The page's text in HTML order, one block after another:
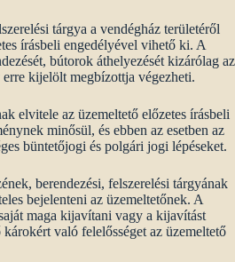
tárgya a vendégház területéről
írásbeli engedélyével vihető ki. A
bútorok áthelyezését kizárólag az
kijelölt megbízottja végezheti.
elvitele az üzemeltető előzetes írásbeli
minősül, és ebben az esetben az
büntetőjogi és polgári jogi lépéseket.
berendezési, felszerelési tárgyának
bejelenteni az üzemeltetőnek. A
maga kijavítani vagy a kijavítást
való felelősséget az üzemeltető